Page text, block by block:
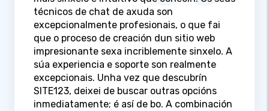
técnicos de chat de axuda son
excepcionalmente profesionais, o que fai
que o proceso de creación dun sitio web
impresionante sexa incriblemente sinxelo. A
súa experiencia e soporte son realmente
excepcionais. Unha vez que descubrín
SITE123, deixei de buscar outras opcións
inmediatamente; é así de bo. A combinación